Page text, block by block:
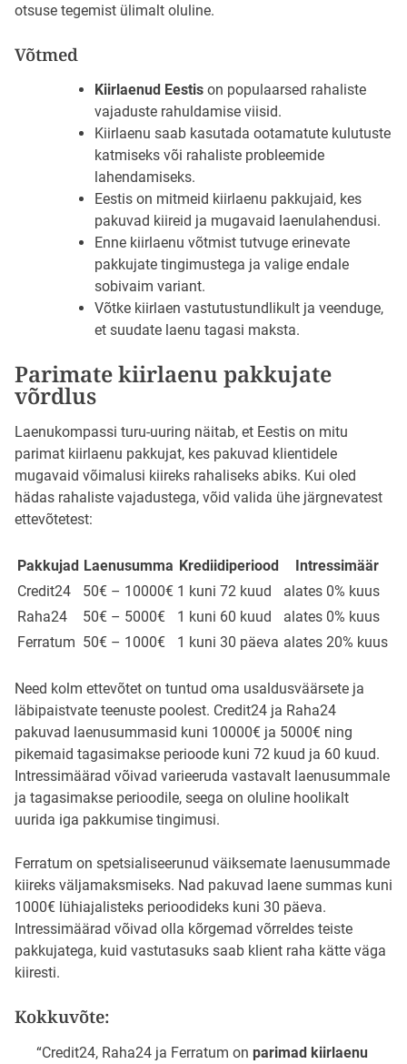
otsuse tegemist ülimalt oluline.
Võtmed
Kiirlaenud Eestis on populaarsed rahaliste
vajaduste rahuldamise viisid.
Kiirlaenu saab kasutada ootamatute kulutuste
katmiseks või rahaliste probleemide
lahendamiseks.
Eestis on mitmeid kiirlaenu pakkujaid, kes
pakuvad kiireid ja mugavaid laenulahendusi.
Enne kiirlaenu võtmist tutvuge erinevate
pakkujate tingimustega ja valige endale
sobivaim variant.
Võtke kiirlaen vastutustundlikult ja veenduge,
et suudate laenu tagasi maksta.
Parimate kiirlaenu pakkujate
võrdlus
Laenukompassi turu-uuring näitab, et Eestis on mitu
parimat kiirlaenu pakkujat, kes pakuvad klientidele
mugavaid võimalusi kiireks rahaliseks abiks. Kui oled
hädas rahaliste vajadustega, võid valida ühe järgnevatest
ettevõtetest:
Pakkujad Laenusumma Krediidiperiood
Intressimäär
Credit24
50€ – 10000€ 1 kuni 72 kuud
alates 0% kuus
Raha24
50€ – 5000€ 1 kuni 60 kuud
alates 0% kuus
Ferratum 50€ – 1000€ 1 kuni 30 päeva alates 20% kuus
Need kolm ettevõtet on tuntud oma usaldusväärsete ja
läbipaistvate teenuste poolest. Credit24 ja Raha24
pakuvad laenusummasid kuni 10000€ ja 5000€ ning
pikemaid tagasimakse perioode kuni 72 kuud ja 60 kuud.
Intressimäärad võivad varieeruda vastavalt laenusummale
ja tagasimakse perioodile, seega on oluline hoolikalt
uurida iga pakkumise tingimusi.
Ferratum on spetsialiseerunud väiksemate laenusummade
kiireks väljamaksmiseks. Nad pakuvad laene summas kuni
1000€ lühiajalisteks perioodideks kuni 30 päeva.
Intressimäärad võivad olla kõrgemad võrreldes teiste
pakkujatega, kuid vastutasuks saab klient raha kätte väga
kiiresti.
Kokkuvõte:
“Credit24, Raha24 ja Ferratum on parimad kiirlaenu